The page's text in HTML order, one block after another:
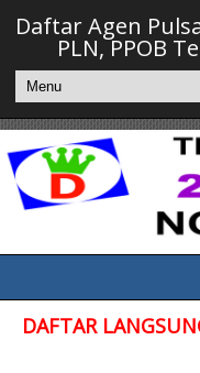
Daftar Agen
PLN, PPOB
DAFTAR